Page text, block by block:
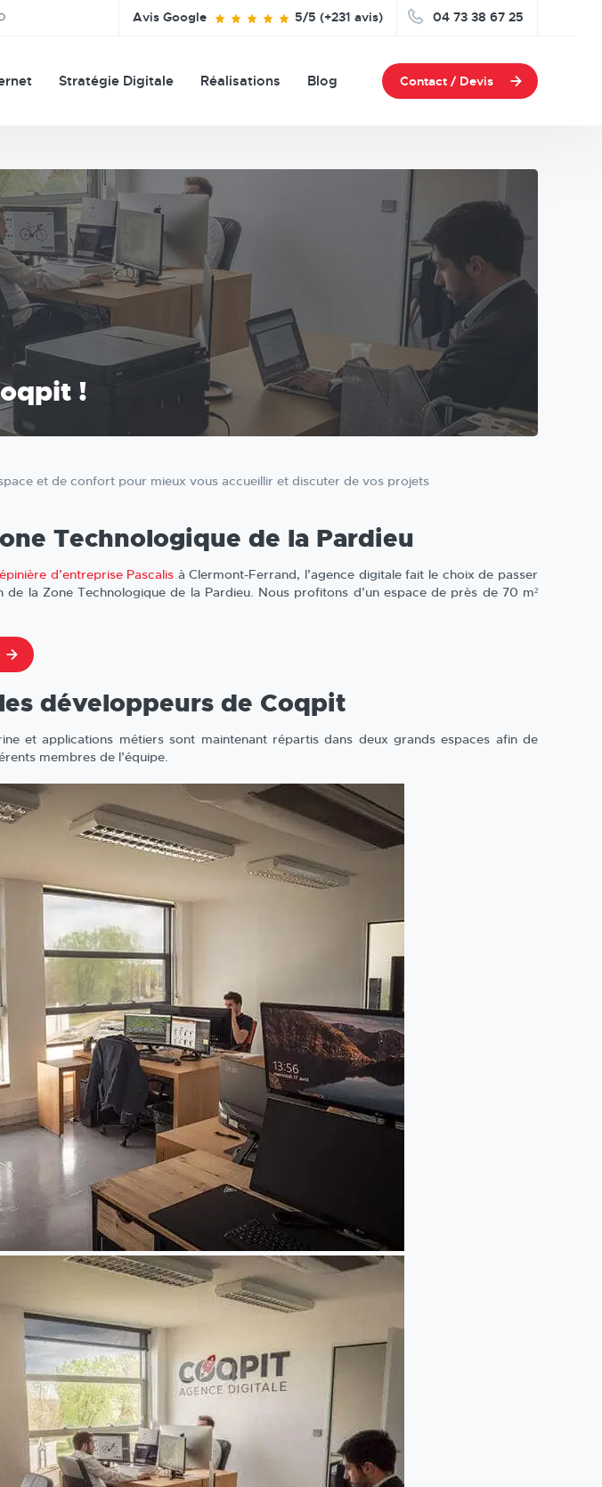
Avis Google 5/5 (+231 avis) 04 73 38 67 25
Contact / Devis
Stratégie Digitale Réalisations Blog
!
et de confort pour mieux vous accueillir et discuter de vos projets
Technologique de la Pardieu
d’entreprise Pascalis à Clermont-Ferrand, l’agence digitale fait le choix de passer
de la Zone Technologique de la Pardieu. Nous profitons d’un espace de près de 70 m²
développeurs de Coqpit
et applications métiers sont maintenant répartis dans deux grands espaces afin de
membres de l’équipe.